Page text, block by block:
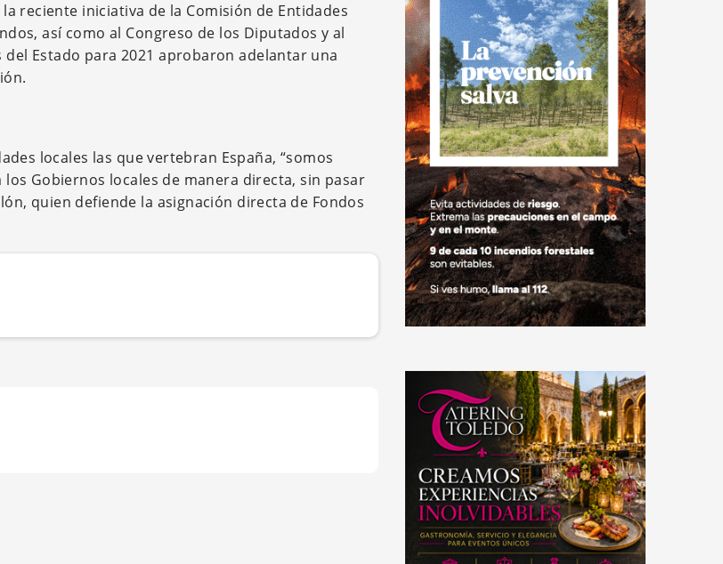
reciente iniciativa de la Comisión de Entidades
así como al Congreso de los Diputados y al
Estado para 2021 aprobaron adelantar una
locales las que vertebran España, “somos
Gobiernos locales de manera directa, sin pasar
quien defiende la asignación directa de Fondos